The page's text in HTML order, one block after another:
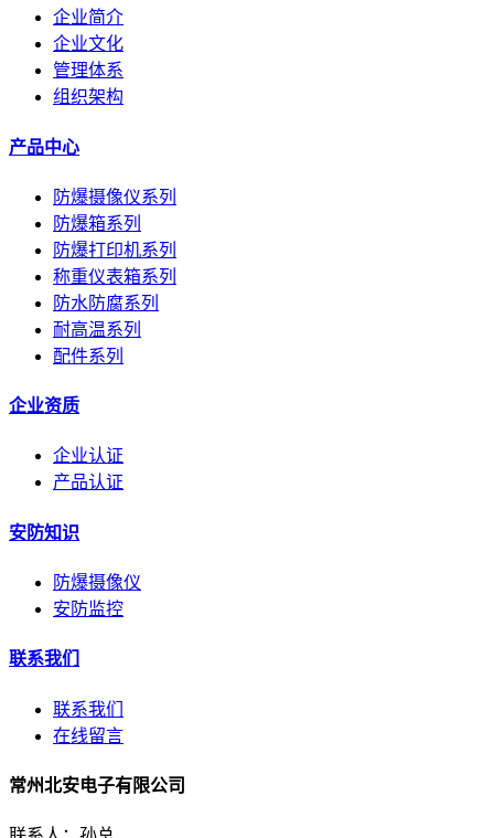
企业简介
企业文化
管理体系
组织架构
产品中心
防爆摄像仪系列
防爆箱系列
防爆打印机系列
称重仪表箱系列
防水防腐系列
耐高温系列
配件系列
企业资质
企业认证
产品认证
安防知识
防爆摄像仪
安防监控
联系我们
联系我们
在线留言
常州北安电子有限公司